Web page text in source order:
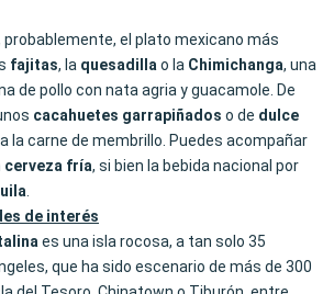
probablemente, el plato mexicano más
fajitas, la quesadillao la Chimichanga, una
de pollo con nata agria y guacamole. De
cacahuetes garrapiñados o de dulce
la carne de membrillo. Puedes acompañar
cerveza fría, si bien la bebida nacional por
.
de interés
es una isla rocosa, a tan solo 35
que ha sido escenario de más de 300